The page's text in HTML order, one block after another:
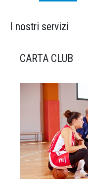
I nostri servizi
CARTA CLUB